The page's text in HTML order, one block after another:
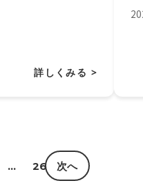
詳しくみる >
… 26 次へ